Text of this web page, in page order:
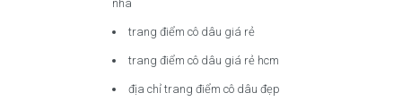
nhà
trang điểm cô dâu giá rẻ
trang điểm cô dâu giá rẻ hcm
địa chỉ trang điểm cô dâu đẹp